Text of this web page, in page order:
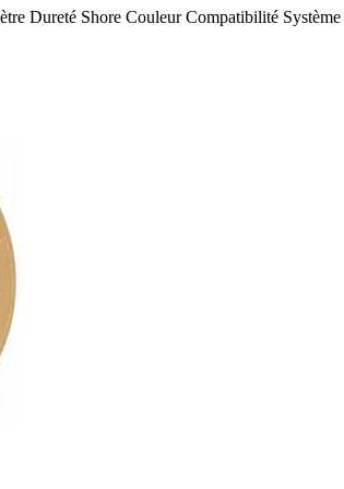
Dureté Shore CouleurCompatibilité Système